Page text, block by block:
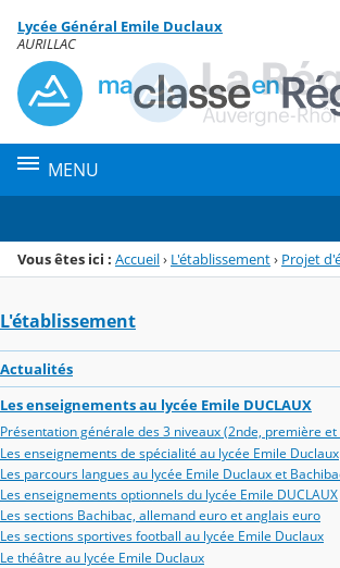
Menu de la rubrique
Contenu
Lycée Général Emile Duclaux
AURILLAC
MENU
Vous êtes ici : Accueil› L'établissement› Projet
L'établissement
Actualités
Les enseignements au lycée Emile DUCLAUX
Présentation générale des 3 niveaux (2nde, première
Les enseignements de spécialité au lycée Emile Duclaux
Les parcours langues au lycée Emile Duclaux et
Les enseignements optionnels du lycée Emile DUCLAUX
Les sections Bachibac, allemand euro et anglais euro
Les sections sportives football au lycée Emile Duclaux
Le théâtre au lycée Emile Duclaux